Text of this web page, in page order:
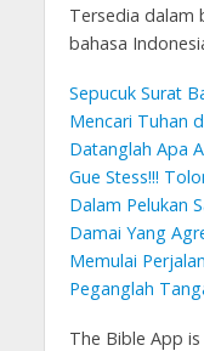
Tersedia dalam
bahasa
Sepucuk Surat
Mencari Tuhan
Datanglah Apa
Gue Stess!!!
Dalam Pelukan
Damai Yang
Memulai
Peganglah
The Bible App